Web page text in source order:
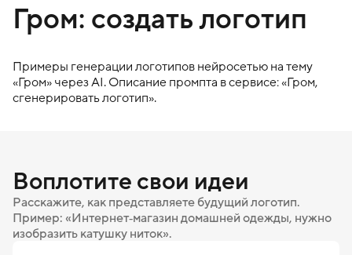
Гром: создать логотип
Примеры генерации логотипов нейросетью на тему
«Гром» через AI. Описание промпта в сервисе: «Гром,
сгенерировать логотип».
Воплотите свои идеи
Расскажите, как представляете будущий логотип.
Пример: «Интернет‑магазин домашней одежды, нужно
изобразить катушку ниток».